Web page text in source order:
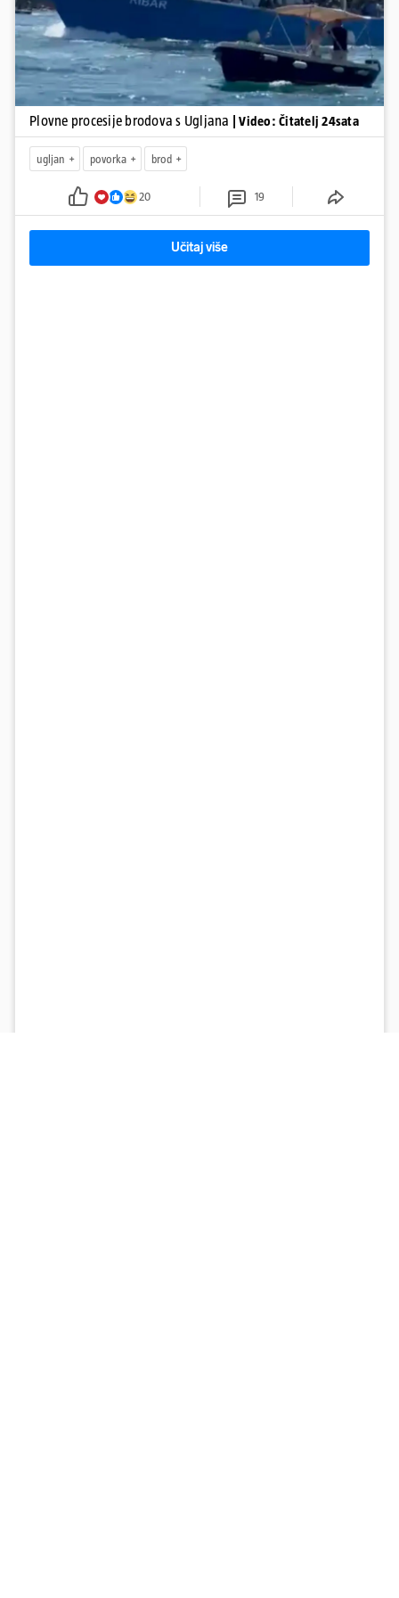
Plovne procesije brodova s Ugljana | Video: Čitatelj 24sata
ugljan povorka brod
20 19
Učitaj više